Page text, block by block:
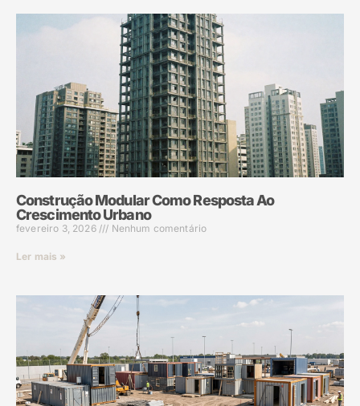
Construção Modular Como Resposta Ao
Crescimento Urbano
fevereiro 3, 2026 Nenhum comentário
Ler mais »